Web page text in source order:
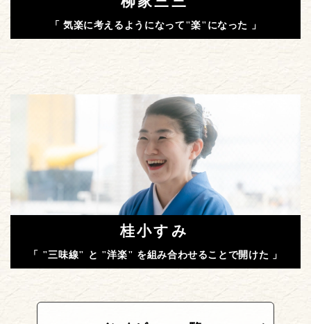
「 気楽に考えるようになって"楽"になった 」
桂小すみ
「 "三味線" と "洋楽" を組み合わせることで開けた 」